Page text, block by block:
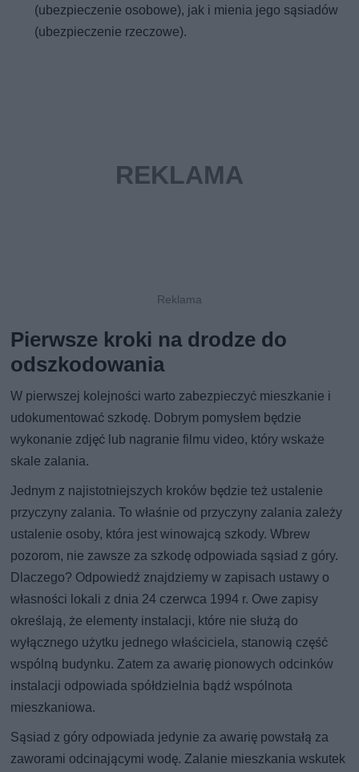
(ubezpieczenie osobowe), jak i mienia jego sąsiadów
(ubezpieczenie rzeczowe).
Pierwsze kroki na drodze do
odszkodowania
W pierwszej kolejności warto zabezpieczyć mieszkanie i
udokumentować szkodę. Dobrym pomysłem będzie
wykonanie zdjęć lub nagranie filmu video, który wskaże
skale zalania.
Jednym z najistotniejszych kroków będzie też ustalenie
przyczyny zalania. To właśnie od przyczyny zalania zależy
ustalenie osoby, która jest winowajcą szkody. Wbrew
pozorom, nie zawsze za szkodę odpowiada sąsiad z góry.
Dlaczego? Odpowiedź znajdziemy w zapisach ustawy o
własności lokali z dnia 24 czerwca 1994 r. Owe zapisy
określają, że elementy instalacji, które nie służą do
wyłącznego użytku jednego właściciela, stanowią część
wspólną budynku. Zatem za awarię pionowych odcinków
instalacji odpowiada spółdzielnia bądź wspólnota
mieszkaniowa.
Sąsiad z góry odpowiada jedynie za awarię powstałą za
zaworami odcinającymi wodę. Zalanie mieszkania wskutek